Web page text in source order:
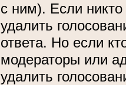
с ним). Если
удалить
ответа. Но если
модераторы или
удалить